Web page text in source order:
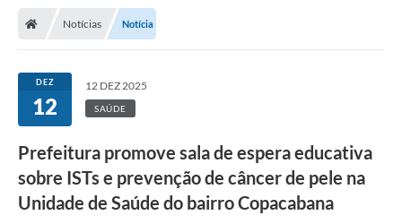
Notícias Notícia
DEZ
12
12 DEZ 2025
SAÚDE
Prefeitura promove sala de espera educativa
sobre ISTs e prevenção de câncer de pele na
Unidade de Saúde do bairro Copacabana